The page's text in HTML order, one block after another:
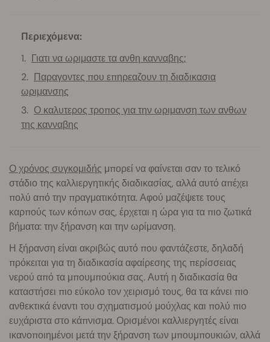
Περιεχόμενα:
Γιατι να ωριμαστε τα ανθη κανναβης;
Παραγοντες που επηρεαζουν τη διαδικασια
ωριμανσης
Ο καλυτερος τροπος για την ωριμανση των ανθων
της κανναβης
Ο χρόνος συγκομιδής μπορεί να φαίνεται σαν το τελικό
στάδιο της καλλιεργητικής διαδικασίας, αλλά αυτό απέχει
πολύ από την πραγματικότητα. Αφού μαζέψετε τους
καρπούς των κόπων σας, έρχεται η ώρα για τα πιο ζωτικά
βήματα: την ξήρανση και την ωρίμανση.
Η ξήρανση είναι ακριβώς αυτό που φαντάζεστε, δηλαδή
πρόκειται για τη διαδικασία αφαίρεσης της περίσσειας
νερού από τα μπουμπούκια σας. Αυτή η διαδικασία θα
καταστήσει πιο εύκολο τον χειρισμό τους, θα τα κάνει πιο
ανθεκτικά έναντι του σχηματισμού μούχλας και πολύ πιο
ευχάριστα στο κάπνισμα. Ορισμένοι καλλιεργητές είναι
ικανοποιημένοι μετά την ξήρανση των μπουμπουκιών, αλλά